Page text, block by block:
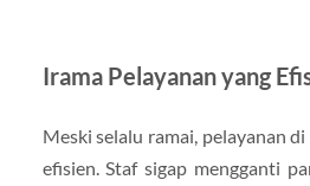
Irama Pelayanan yang
Meski selalu ramai, pelayanan
efisien. Staf sigap mengganti